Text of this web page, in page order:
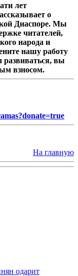
лет
о
Диаспоре. Мы
читателей,
народа и
нашу работу
развиваться, вы
взносом.
На главную
одарит